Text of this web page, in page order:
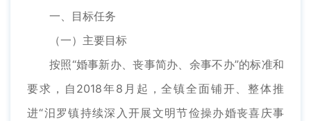
一、目标任务
（一）主要目标
按照“婚事新办、丧事简办、余事不办”的标准和
要求，自2018年8月起，全镇全面铺开、整体推
进“汨罗镇持续深入开展文明节俭操办婚丧喜庆事